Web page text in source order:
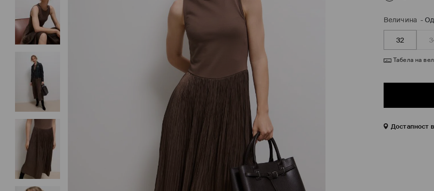
Величина -
32
Табела на
Достапност